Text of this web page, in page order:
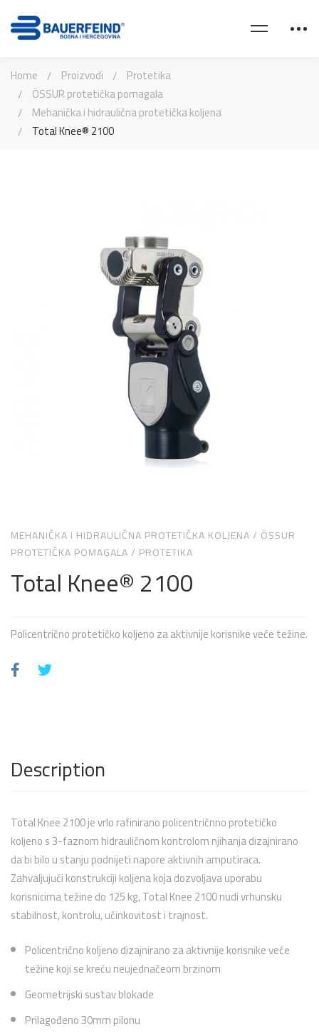
Home Proizvodi
Protetika
ÖSSUR protetička pomagala
Mehanička i hidraulična protetička koljena
Total Knee® 2100
MEHANIČKA I HIDRAULIČNA PROTETIČKA KOLJENA/ ÖSSUR
PROTETIČKA POMAGALA/ PROTETIKA
Total Knee® 2100
Policentrično protetičko koljeno za aktivnije korisnike veće težine.
Description
Total Knee 2100 je vrlo rafinirano policentričnno protetičko
koljeno s 3-faznom hidrauličnom kontrolom njihanja dizajnirano
da bi bilo u stanju podnijeti napore aktivnih amputiraca.
Zahvaljujući konstrukciji koljena koja dozvoljava uporabu
korisnicima težine do 125 kg, Total Knee 2100 nudi vrhunsku
stabilnost, kontrolu, učinkovitost i trajnost.
Policentrično koljeno dizajnirano za aktivnije korisnike veće
težine koji se kreću neujednačeom brzinom
Geometrijski sustav blokade
Prilagođeno 30mm pilonu